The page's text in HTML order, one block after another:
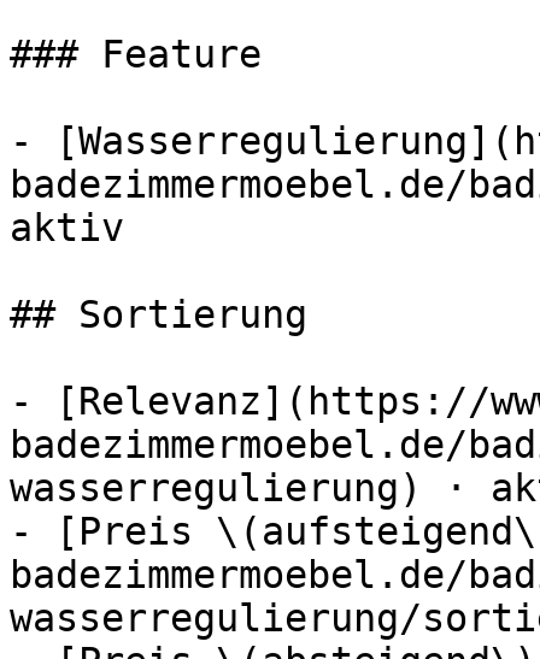
### Feature
-
aktiv
## Sortierung
- [Relevanz](https://
wasserregulierung) ·
- [Preis
wasserregulierung/